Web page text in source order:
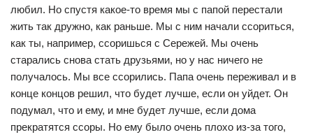
любил. Но спустя какое-то время мы с папой перестали
жить так дружно, как раньше. Мы с ним начали ссориться,
как ты, например, ссоришься с Сережей. Мы очень
старались снова стать друзьями, но у нас ничего не
получалось. Мы все ссорились. Папа очень переживал и в
конце концов решил, что будет лучше, если он уйдет. Он
подумал, что и ему, и мне будет лучше, если дома
прекратятся ссоры. Но ему было очень плохо из-за того,